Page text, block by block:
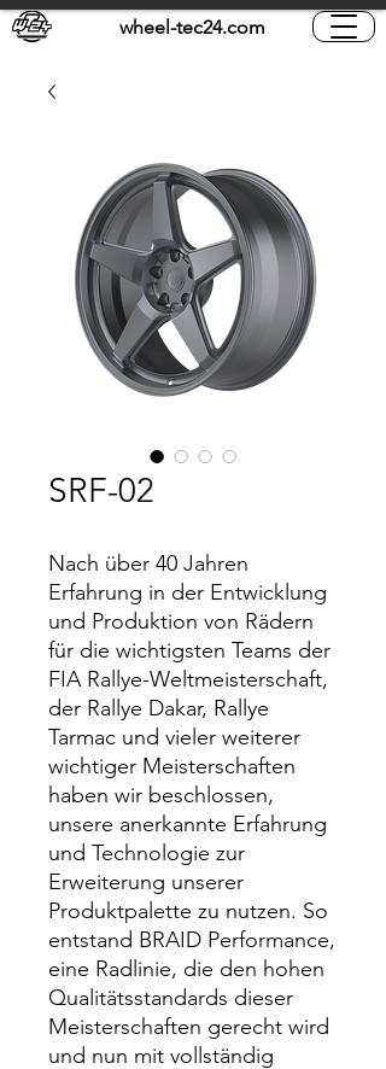
wheel-tec24.com
SRF-02
Nach über 40 Jahren
Erfahrung in der Entwicklung
und Produktion von Rädern
für die wichtigsten Teams der
FIA Rallye-Weltmeisterschaft,
der Rallye Dakar, Rallye
Tarmac und vieler weiterer
wichtiger Meisterschaften
haben wir beschlossen,
unsere anerkannte Erfahrung
und Technologie zur
Erweiterung unserer
Produktpalette zu nutzen. So
entstand BRAID Performance,
eine Radlinie, die den hohen
Qualitätsstandards dieser
Meisterschaften gerecht wird
und nun mit vollständig